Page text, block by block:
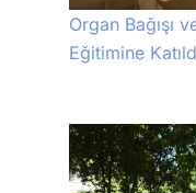
Organ Bağışı
Eğitimine